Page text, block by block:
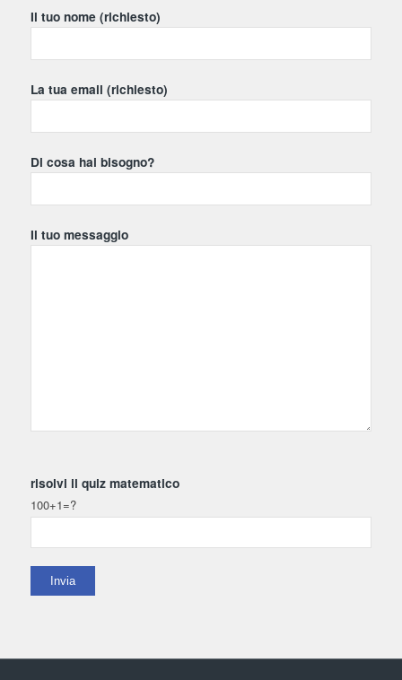
Il tuo nome (richiesto)
La tua email (richiesto)
Di cosa hai bisogno?
Il tuo messaggio
risolvi il quiz matematico
100+1=?